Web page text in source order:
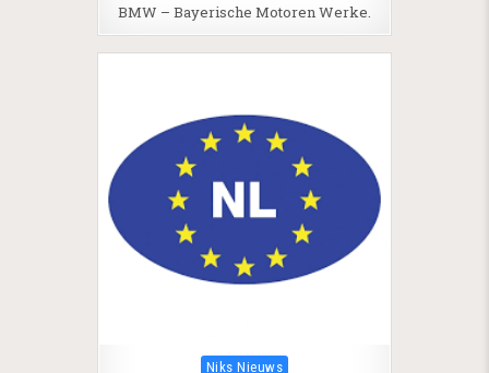
BMW – Bayerische Motoren Werke.
Posted in
Niks Nieuws